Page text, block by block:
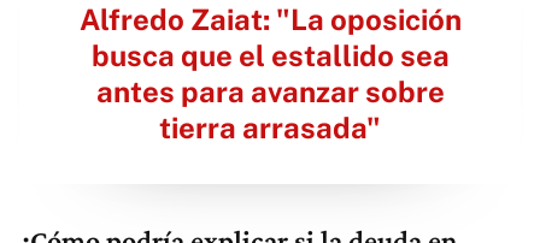
Alfredo Zaiat: "La oposición
busca que el estallido sea
antes para avanzar sobre
tierra arrasada"